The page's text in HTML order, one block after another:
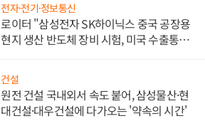
전자·전기·정보통신
로이터 "삼성전자 SK하이닉스 중국 공장용
현지 생산 반도체 장비 시험, 미국 수출통제
건설
원전 건설 국내외서 속도 붙어, 삼성물산·현
대건설·대우건설에 다가오는 '약속의 시간'